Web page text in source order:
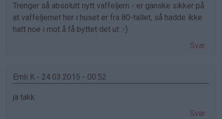
Trenger så absolutt nytt vaffeljern - er ganske sikker på
at vaffeljernet her i huset er fra 80-tallet, så hadde ikke
hatt noe i mot å få byttet det ut :-)
Svar
Emli K - 24.03.2015 - 00:52
ja takk
Svar